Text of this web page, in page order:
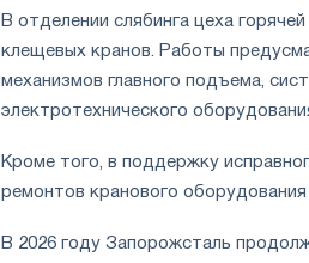
В отделении слябинга цеха
клещевых кранов. Работы
механизмов главного подъема,
электротехнического
Кроме того, в поддержку
ремонтов кранового оборудования
В 2026 году Запорожсталь